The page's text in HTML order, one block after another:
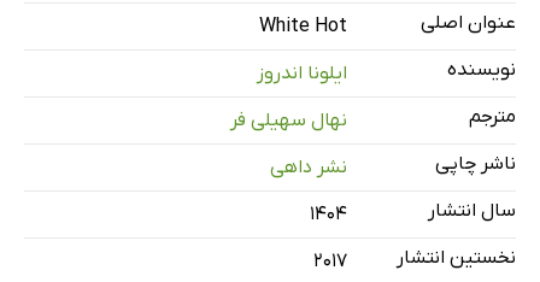
عنوان اصلی
White Hot
نویسنده
ایلونا اندروز
مترجم
نهال سهیلی فر
ناشر چاپی
نشر داهی
سال انتشار
۱۴۰۴
نخستین انتشار
2017